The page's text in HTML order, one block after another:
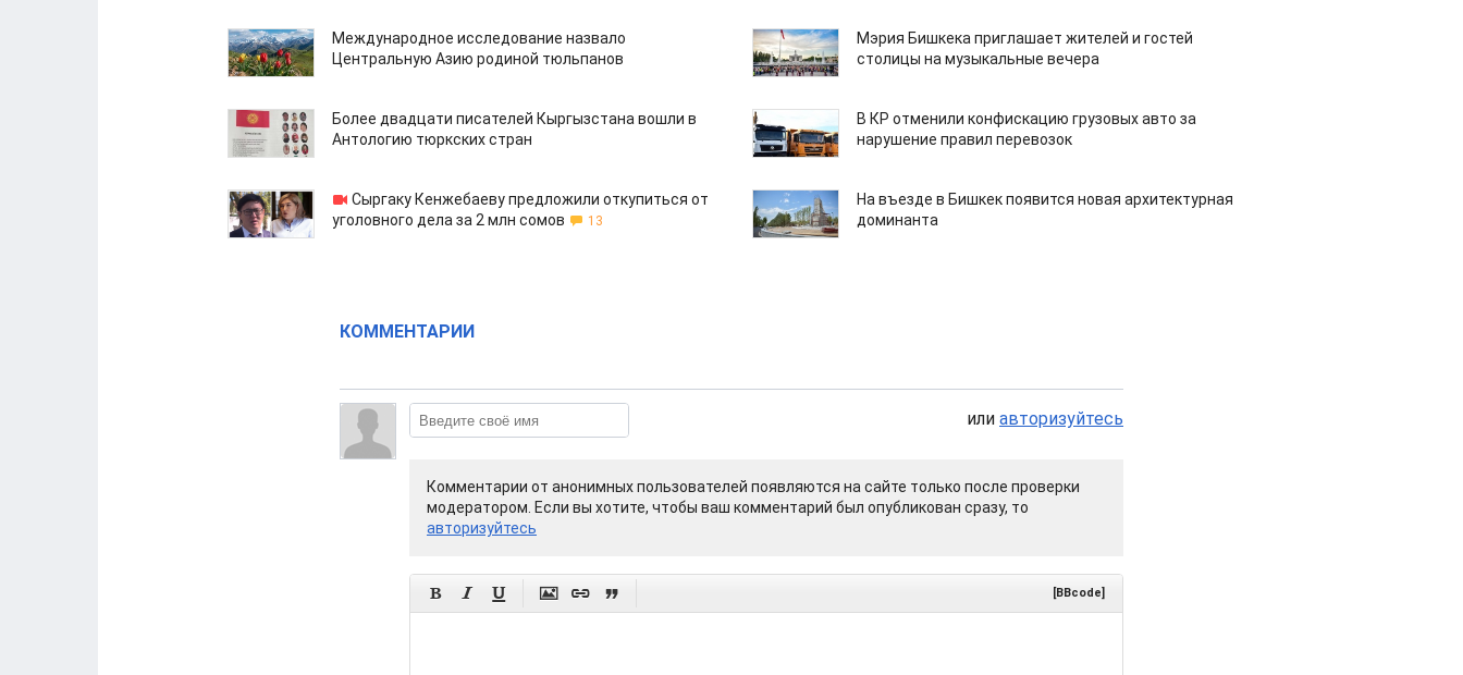
Международное исследование назвало
Центральную Азию родиной тюльпанов
Мэрия Бишкека приглашает жителей и гостей
столицы на музыкальные вечера
Более двадцати писателей Кыргызстана вошли в
Антологию тюркских стран
В КР отменили конфискацию грузовых авто за
нарушение правил перевозок
Сыргаку Кенжебаеву предложили откупиться от
уголовного дела за 2 млн сомов
13
На въезде в Бишкек появится новая архитектурная
доминанта
КОММЕНТАРИИ
или авторизуйтесь
Комментарии от анонимных пользователей появляются на сайте только после проверки
модератором. Если вы хотите, чтобы ваш комментарий был опубликован сразу, то
авторизуйтесь
      [BBcode]